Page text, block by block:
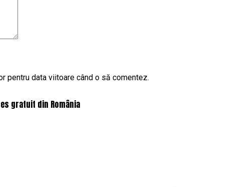
pentru data viitoare când o să comentez.
gratuit din România